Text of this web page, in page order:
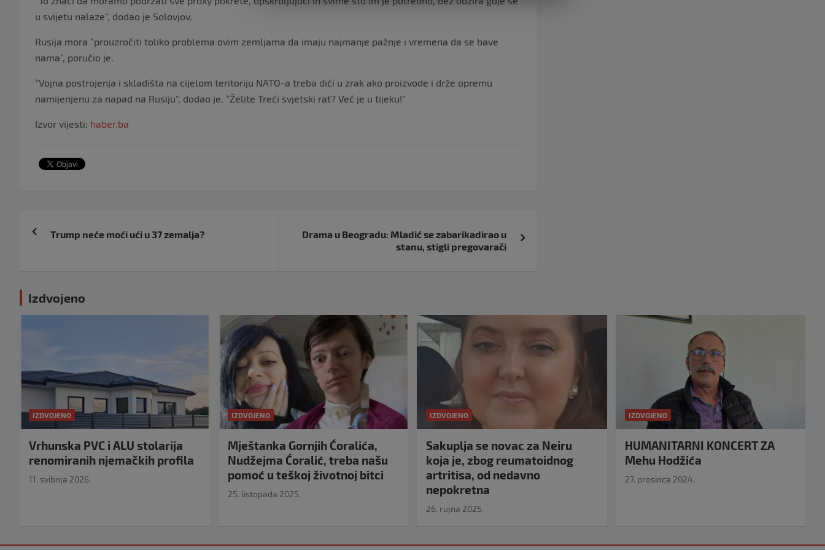
u svijetu nalaze”, dodao je Solovjov.
Rusija mora “prouzročiti toliko problema ovim zemljama da imaju najmanje pažnje i vremena da se bave
nama”, poručio je.
“Vojna postrojenja i skladišta na cijelom teritoriju NATO-a treba dići u zrak ako proizvode i drže opremu
namijenjenu za napad na Rusiju”, dodao je. “Želite Treći svjetski rat? Već je u tijeku!”
Izvor vijesti: haber.ba
Navigacija
objava
Trump neće moći ući u 37 zemalja?
Drama u Beogradu: Mladić se zabarikadirao u
stanu, stigli pregovarači
Izdvojeno
IZDVOJENO
Vrhunska PVC i ALU stolarija
renomiranih njemačkih profila
11. svibnja 2026.
IZDVOJENO
Mještanka Gornjih Ćoralića,
Nudžejma Ćoralić, treba našu
pomoć u teškoj životnoj bitci
25. listopada 2025.
IZDVOJENO
Sakuplja se novac za Neiru
koja je, zbog reumatoidnog
artritisa, od nedavno
nepokretna
26. rujna 2025.
IZDVOJENO
HUMANITARNI KONCERT ZA
Mehu Hodžića
27. prosinca 2024.